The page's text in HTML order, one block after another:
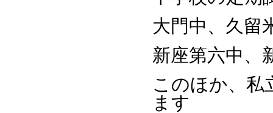
大門中、久留
新座第六中、
このほか、私
ます